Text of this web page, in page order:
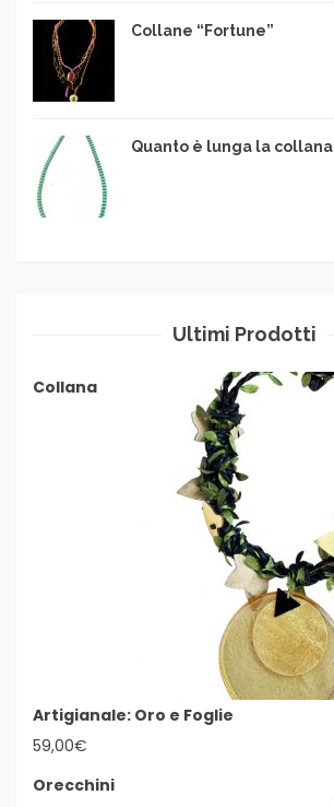
Collane “Fortune”
Quanto è lunga la collana
Ultimi Prodotti
Collana
Artigianale: Oro e Foglie
59,00€
Orecchini